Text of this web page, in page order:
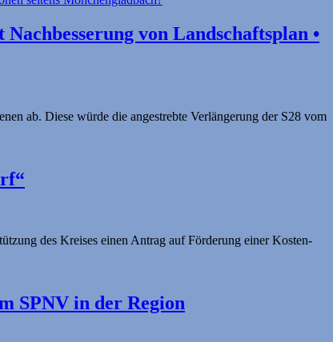
von Land­schafts­plan •
ab. Diese würde die angestrebte Verlängerung der S28 vom
des Kreises einen Antrag auf Förderung einer Kosten-
SPNV in der Region